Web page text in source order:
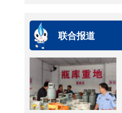
联合报道